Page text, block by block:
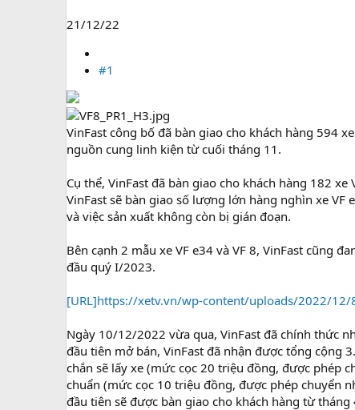
21/12/22
#1
VinFast công bố đã bàn giao cho khách hàng 594
nguồn cung linh kiện từ cuối tháng 11.
Cụ thể, VinFast đã bàn giao cho khách hàng 182
VinFast sẽ bàn giao số lượng lớn hàng nghìn xe
và việc sản xuất không còn bị gián đoạn.
Bên cạnh 2 mẫu xe VF e34 và VF 8, VinFast cũng
đầu quý I/2023.
[URL]https://xetv.vn/wp-content/uploads/2022/12/
Ngày 10/12/2022 vừa qua, VinFast đã chính thức
đầu tiên mở bán, VinFast đã nhận được tổng cộng
chắn sẽ lấy xe (mức cọc 20 triệu đồng, được phép
chuẩn (mức cọc 10 triệu đồng, được phép chuyển
đầu tiên sẽ được bàn giao cho khách hàng từ tháng